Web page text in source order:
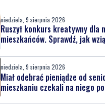
niedziela, 9 sierpnia 2026
Ruszył konkurs kreatywny dla
mieszkańców. Sprawdź, jak
niedziela, 9 sierpnia 2026
Miał odebrać pieniądze od
mieszkaniu czekali na niego